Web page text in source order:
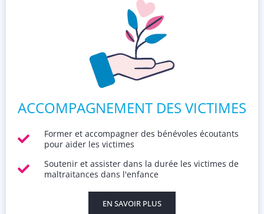
ACCOMPAGNEMENT DES VICTIMES
Former et accompagner des bénévoles écoutants
pour aider les victimes
Soutenir et assister dans la durée les victimes de
maltraitances dans l'enfance
EN SAVOIR PLUS